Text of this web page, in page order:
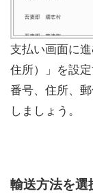
支払い画面に
住所）」を設
番号、住所、
しましょう。
輸送方法を選